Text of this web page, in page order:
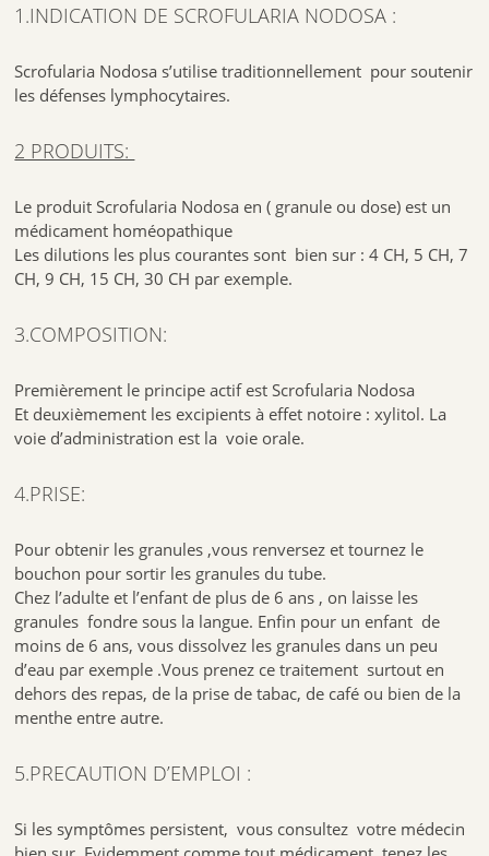
1.INDICATION DE SCROFULARIA NODOSA :
Scrofularia Nodosa s’utilise traditionnellement pour soutenir
les défenses lymphocytaires.
2 PRODUITS:
Le produit Scrofularia Nodosa en ( granule ou dose) est un
médicament homéopathique
Les dilutions les plus courantes sont bien sur : 4 CH, 5 CH, 7
CH, 9 CH, 15 CH, 30 CH par exemple.
3.COMPOSITION:
Premièrement le principe actif est Scrofularia Nodosa
Et deuxièmement les excipients à effet notoire : xylitol. La
voie d’administration est la voie orale.
4.PRISE:
Pour obtenir les granules ,vous renversez et tournez le
bouchon pour sortir les granules du tube.
Chez l’adulte et l’enfant de plus de 6 ans , on laisse les
granules fondre sous la langue. Enfin pour un enfant de
moins de 6 ans, vous dissolvez les granules dans un peu
d’eau par exemple .Vous prenez ce traitement surtout en
dehors des repas, de la prise de tabac, de café ou bien de la
menthe entre autre.
5.PRECAUTION D’EMPLOI :
Si les symptômes persistent, vous consultez votre médecin